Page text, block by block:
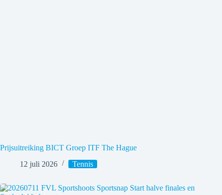
Prijsuitreiking BICT Groep ITF The Hague
12 juli 2026
Tennis